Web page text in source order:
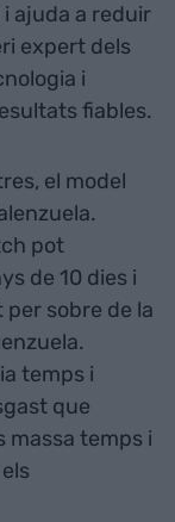
ajuda a reduir
expert dels
i
fiables.
el model
pot
de 10 dies i
per sobre de la
temps i
que
massa temps i